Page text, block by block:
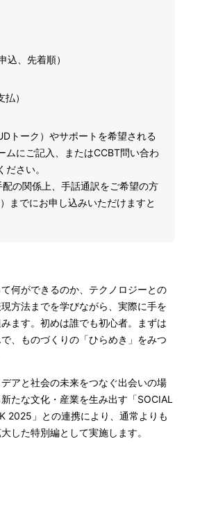
込、先着順）
）
トーク）やサポートを希望される
ムにご記入、またはCCBT問い合わ
さい。
の関係上、手話通訳をご希望の方
までにお申し込みいただけますと
何ができるのか、テクノロジーとの
方法までを学びながら、実際に手を
ます。初めは誰でも初心者。まずは
、ものづくりの「ひらめき」をみつ
アと社会の未来をつなぐ出会いの場
たな文化・産業を生み出す「SOCIAL
2025」との連携により、通常よりも
した特別編として実施します。